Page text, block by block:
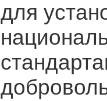
для